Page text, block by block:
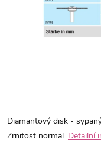
Diamantový disk -
Zrnitost normal. Detailní